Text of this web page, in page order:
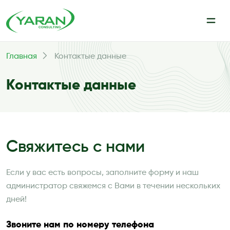
Главная Контактые данные
Контактые данные
Свяжитесь с нами
Если у вас есть вопросы, заполните форму и наш
администратор свяжемся с Вами в течении нескольких
дней!
Звоните нам по номеру телефона